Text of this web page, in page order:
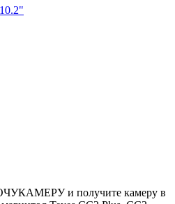
и получите камеру в